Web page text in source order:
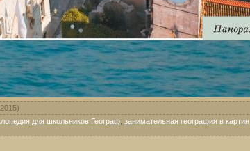
для школьников Географ занимательная география в картин